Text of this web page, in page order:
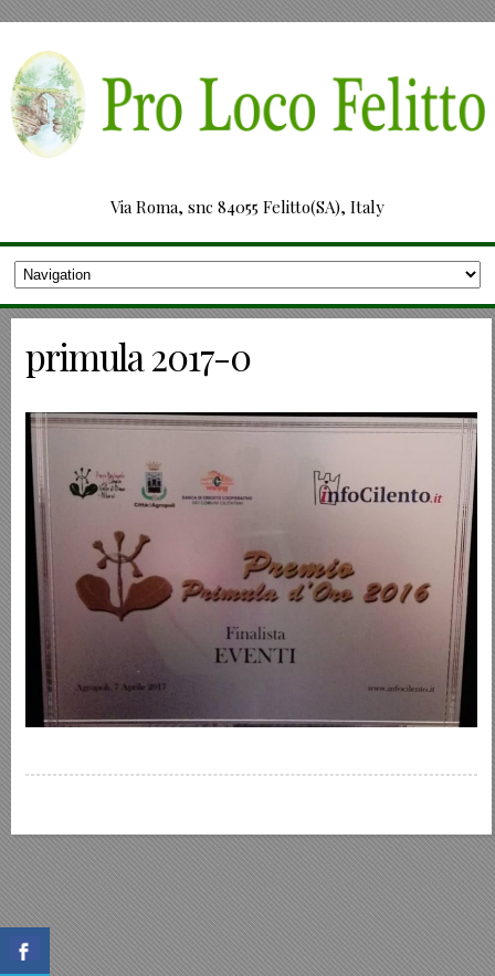
Via Roma, snc 84055 Felitto(SA), Italy
primula 2017-0